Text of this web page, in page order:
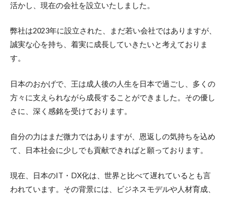
活かし、現在の会社を設立いたしました。
弊社は2023年に設立された、まだ若い会社ではありますが、
誠実な心を持ち、着実に成長していきたいと考えておりま
す。
日本のおかげで、王は成人後の人生を日本で過ごし、多くの
方々に支えられながら成長することができました。その優し
さに、深く感銘を受けております。
自分の力はまだ微力ではありますが、恩返しの気持ちを込め
て、日本社会に少しでも貢献できればと願っております。
現在、日本のIT・DX化は、世界と比べて遅れているとも言
われています。その背景には、ビジネスモデルや人材育成、